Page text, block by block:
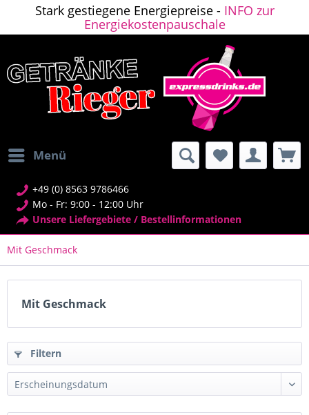
Stark gestiegene Energiepreise - INFO zur
Energiekostenpauschale
Menü
+49 (0) 8563 9786466
Mo - Fr: 9:00 - 12:00 Uhr
Unsere Liefergebiete / Bestellinformationen
Mit Geschmack
Mit Geschmack
Filtern